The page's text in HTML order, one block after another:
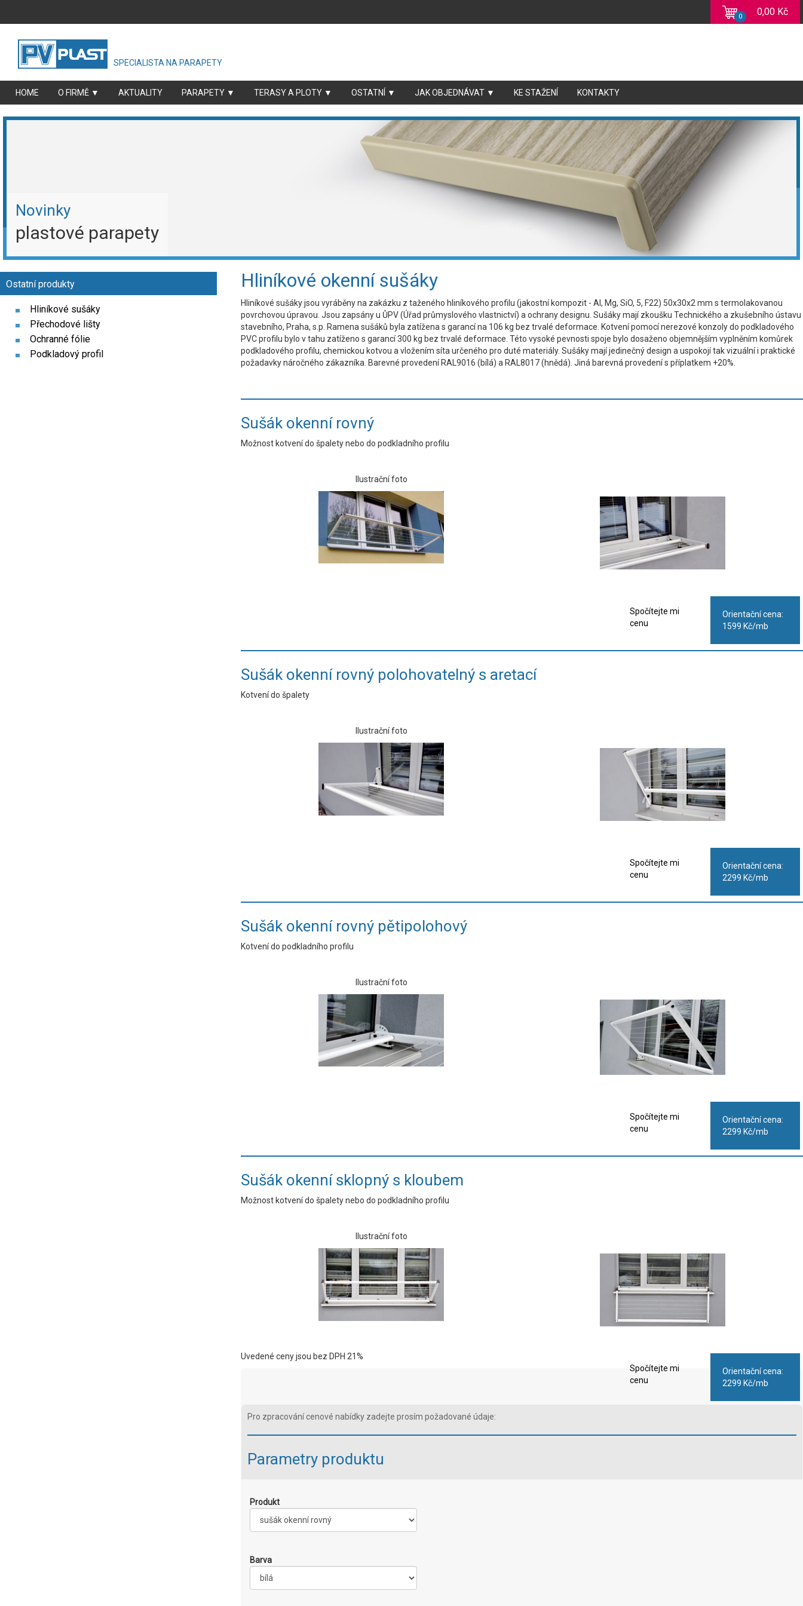
0 0,00 Kč
SPECIALISTA NA PARAPETY
HOME O FIRMĚ ▼ AKTUALITY PARAPETY ▼ TERASY A PLOTY ▼ OSTATNÍ ▼ JAK OBJEDNÁVAT ▼ KE STAŽENÍ KONTAKTY
Novinky
plastové parapety
Ostatní produkty
Hliníkové sušáky
Přechodové lišty
Ochranné fólie
Podkladový profil
Hliníkové okenní sušáky
Hliníkové sušáky jsou vyráběny na zakázku z taženého hliníkového profilu (jakostní kompozit - Al, Mg, SiO, 5, F22) 50x30x2 mm s termolakovanou
povrchovou úpravou. Jsou zapsány u ŮPV (Úřad průmyslového vlastnictví) a ochrany designu. Sušáky mají zkoušku Technického a zkušebního ústavu
stavebního, Praha, s.p. Ramena sušáků byla zatížena s garancí na 106 kg bez trvalé deformace. Kotvení pomocí nerezové konzoly do podkladového
PVC profilu bylo v tahu zatíženo s garancí 300 kg bez trvalé deformace. Této vysoké pevnosti spoje bylo dosaženo objemnějším vyplněním komůrek
podkladového profilu, chemickou kotvou a vložením síta určeného pro duté materiály. Sušáky mají jedinečný design a uspokojí tak vizuální i praktické
požadavky náročného zákazníka. Barevné provedení RAL9016 (bílá) a RAL8017 (hnědá). Jiná barevná provedení s příplatkem +20%.
Sušák okenní rovný
Možnost kotvení do špalety nebo do podkladního profilu
Ilustrační foto
Orientační cena:
1599 Kč/mb
Spočítejte mi
cenu
Sušák okenní rovný polohovatelný s aretací
Kotvení do špalety
Ilustrační foto
Orientační cena:
2299 Kč/mb
Spočítejte mi
cenu
Sušák okenní rovný pětipolohový
Kotvení do podkladního profilu
Ilustrační foto
Orientační cena:
2299 Kč/mb
Spočítejte mi
cenu
Sušák okenní sklopný s kloubem
Možnost kotvení do špalety nebo do podkladního profilu
Ilustrační foto
Orientační cena:
2299 Kč/mb
Spočítejte mi
cenu
Uvedené ceny jsou bez DPH 21%
Pro zpracování cenové nabídky zadejte prosím požadované údaje:
Parametry produktu
Produkt
Barva